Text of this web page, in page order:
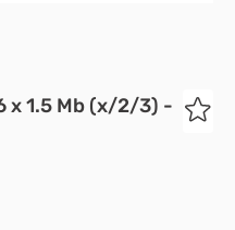
x 1.5 Mb (x/2/3) -